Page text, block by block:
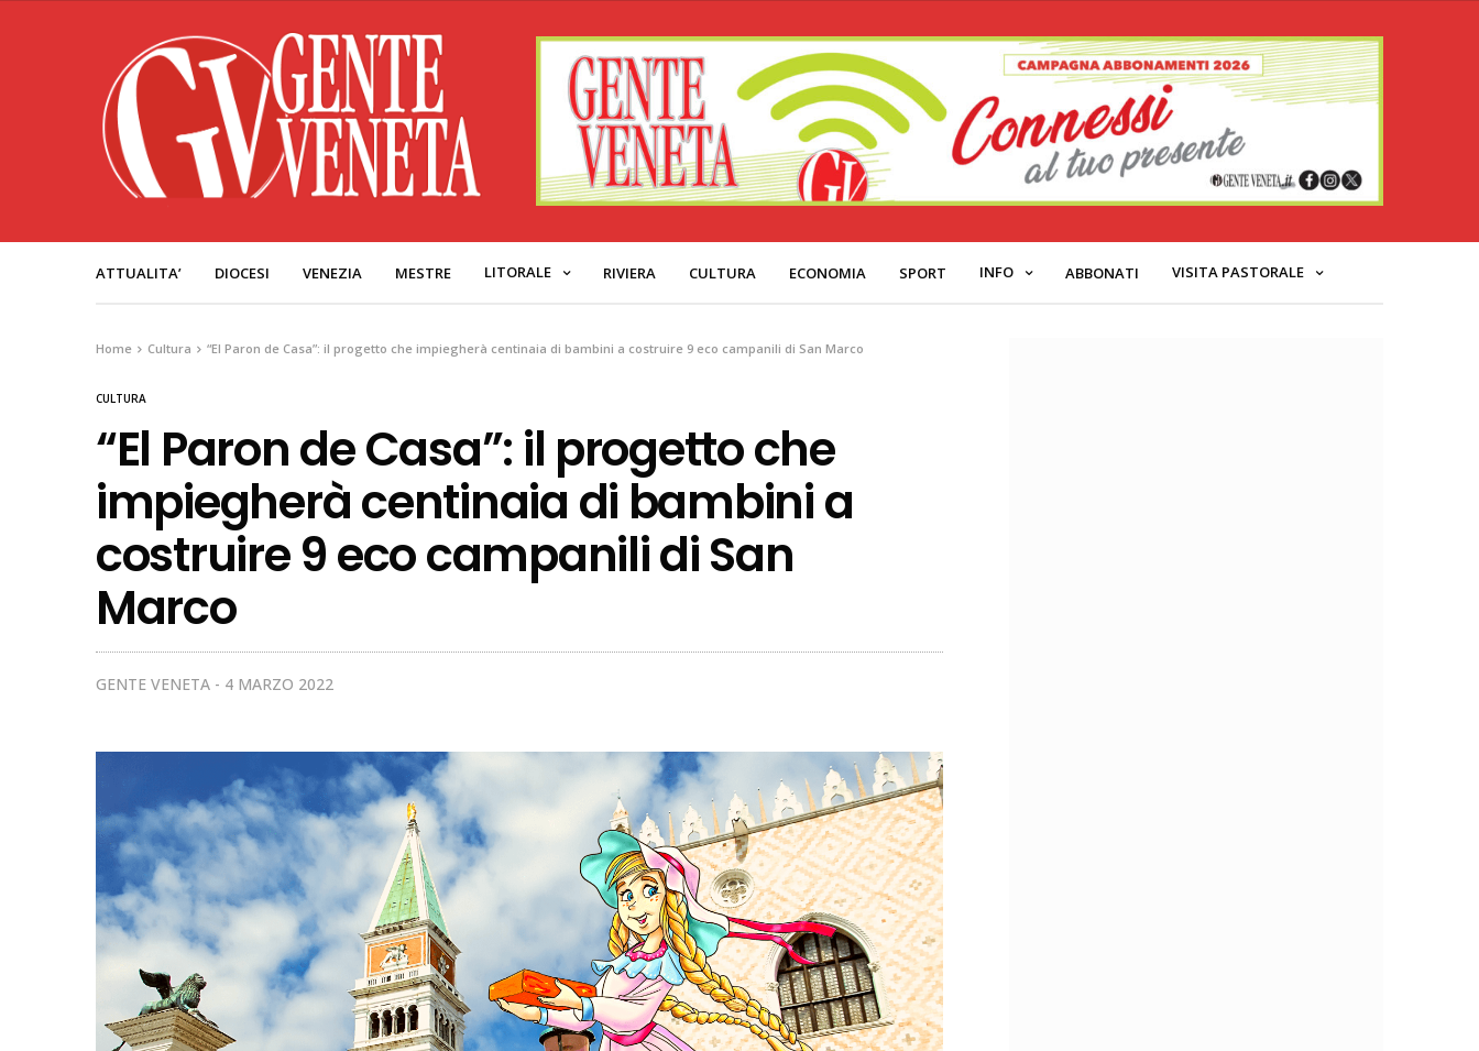
ATTUALITA’ DIOCESI VENEZIA MESTRE LITORALE RIVIERA CULTURA ECONOMIA SPORT INFO ABBONATI VISITA PASTORALE
Home Cultura “El Paron de Casa”: il progetto che impiegherà centinaia di bambini a costruire 9 eco campanili di San Marco
CULTURA
“El Paron de Casa”: il progetto che
impiegherà centinaia di bambini a
costruire 9 eco campanili di San
Marco
GENTE VENETA 4 MARZO 2022